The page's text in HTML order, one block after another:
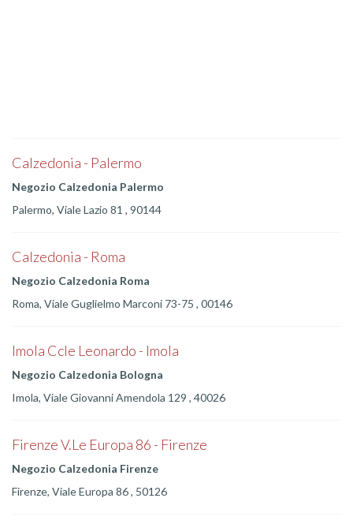
Calzedonia - Palermo
Negozio Calzedonia Palermo
Palermo, Viale Lazio 81 , 90144
Calzedonia - Roma
Negozio Calzedonia Roma
Roma, Viale Guglielmo Marconi 73-75 , 00146
Imola Ccle Leonardo - Imola
Negozio Calzedonia Bologna
Imola, Viale Giovanni Amendola 129 , 40026
Firenze V.Le Europa 86 - Firenze
Negozio Calzedonia Firenze
Firenze, Viale Europa 86 , 50126